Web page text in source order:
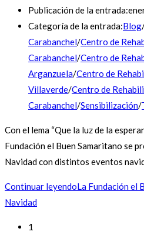
Publicación de la entrada:
Categoría de la entrada:Blog
Carabanchel/Centro de
Carabanchel/Centro de
Arganzuela/Centro de
Villaverde/Centro de
Carabanchel/Sensibilización/
Con el lema “Que la luz de la
Fundación el Buen Samaritano se
Navidad con distintos eventos
Continuar leyendoLa Fundación el
Navidad
1